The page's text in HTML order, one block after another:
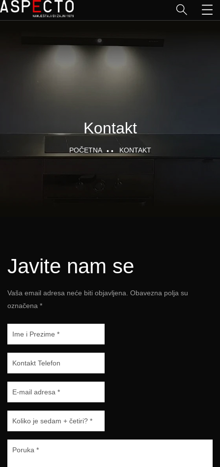
Kontakt
POČETNA KONTAKT
Javite nam se
Vaša email adresa neće biti objavljena. Obavezna polja su
označena *